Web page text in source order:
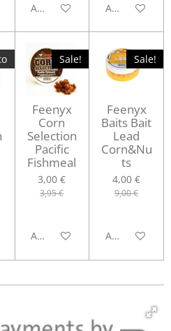
carrelloAggiungi al carrelloAggiungi al
disponibile
Sale!
Feenyx
Corn
Selection
Pacific
Fishmeal
3,00 €
3,95 €
Aggiungi al carrello
Sale!
Feenyx
Baits Bait
Lead
Corn&Nu
ts
4,00 €
9,00 €
Aggiungi al